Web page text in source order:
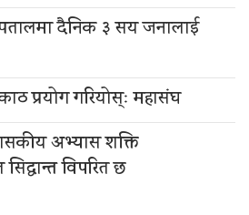
दैनिक ३ सय जनालाई
प्रयोग गरियोस्ः महासंघ
अभ्यास शक्ति
विपरित छ